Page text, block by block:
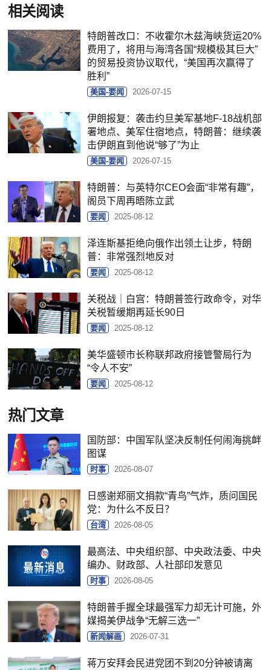
相关阅读
特朗普改口：不收霍尔木兹海峡货运20%
费用了，将用与海湾各国“规模极其巨大”
的贸易投资协议取代，“美国再次赢得了
胜利”
美国-要闻 2026-07-15
伊朗报复：袭击约旦美军基地F-18战机部
署地点、美军住宿地点，特朗普：继续袭
击伊朗直到他说“够了”为止
美国-要闻 2026-07-15
特朗普：与英特尔CEO会面“非常有趣”，
阁员下周再晤陈立武
要闻 2025-08-12
泽连斯基拒绝向俄作出领土让步，特朗
普：非常强烈地反对
要闻 2025-08-12
关税战｜白宫：特朗普签行政命令，对华
关税暂缓期再延长90日
要闻 2025-08-12
美华盛顿市长称联邦政府接管警局行为
“令人不安”
要闻 2025-08-12
热门文章
国防部：中国军队坚决反制任何闹海挑衅
图谋
时事 2026-08-07
日感谢郑丽文捐款“青鸟”气炸，质问国民
党：为什么不反日？
台湾 2026-08-05
最高法、中央组织部、中央政法委、中央
编办、财政部、人社部印发意见
时事 2026-08-05
特朗普手握全球最强军力却无计可施，外
媒揭美伊战争“无解三选一”
新闻解画 2026-07-31
蒋万安拜会民进党团不到20分钟被请离